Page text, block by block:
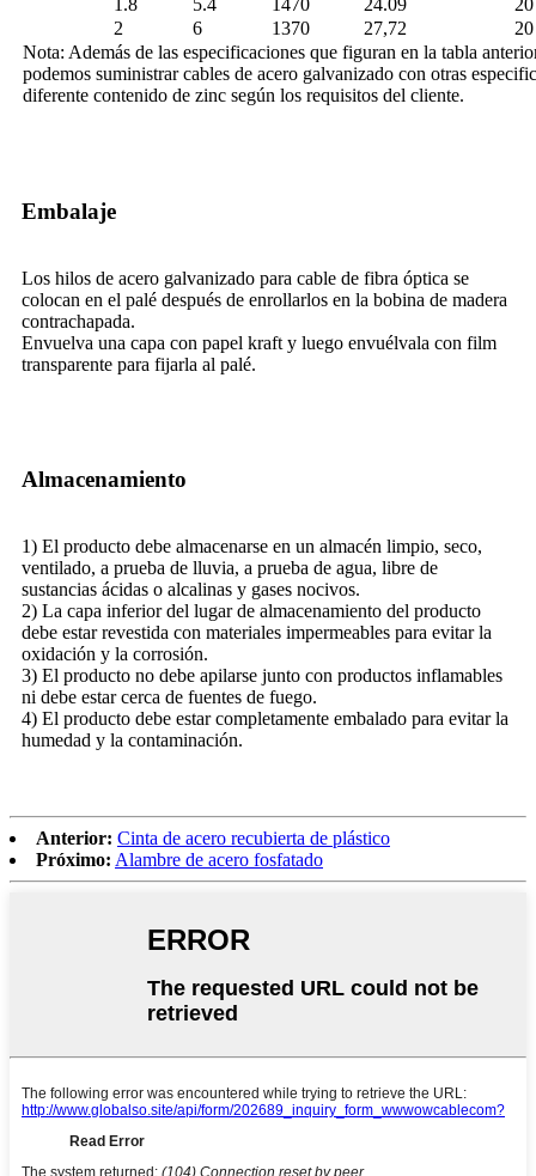
2
6 1370 27,72
20
Nota: Además de las especificaciones que figuran en la tabla
podemos suministrar cables de acero galvanizado con otras
diferente contenido de zinc según los requisitos del cliente.
Embalaje
Los hilos de acero galvanizado para cable de fibra óptica se
colocan en el palé después de enrollarlos en la bobina de madera
contrachapada.
Envuelva una capa con papel kraft y luego envuélvala con film
transparente para fijarla al palé.
Almacenamiento
1) El producto debe almacenarse en un almacén limpio, seco,
ventilado, a prueba de lluvia, a prueba de agua, libre de
sustancias ácidas o alcalinas y gases nocivos.
2) La capa inferior del lugar de almacenamiento del producto
debe estar revestida con materiales impermeables para evitar la
oxidación y la corrosión.
3) El producto no debe apilarse junto con productos inflamables
ni debe estar cerca de fuentes de fuego.
4) El producto debe estar completamente embalado para evitar la
humedad y la contaminación.
Anterior: Cinta de acero recubierta de plástico
Próximo: Alambre de acero fosfatado